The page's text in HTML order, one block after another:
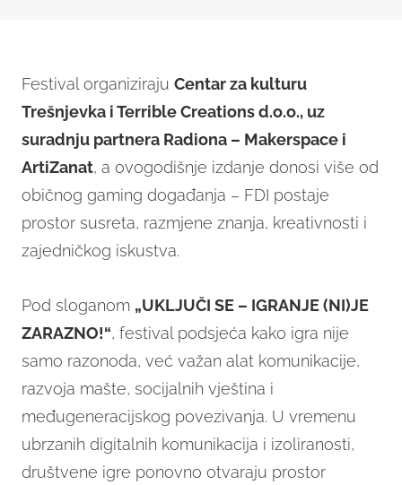
Festival organiziraju Centar za kulturu
Trešnjevka i Terrible Creations d.o.o., uz
suradnju partnera Radiona – Makerspace i
ArtiZanat, a ovogodišnje izdanje donosi više od
običnog gaming događanja – FDI postaje
prostor susreta, razmjene znanja, kreativnosti i
zajedničkog iskustva.
Pod sloganom „UKLJUČI SE – IGRANJE (NI)JE
ZARAZNO!“, festival podsjeća kako igra nije
samo razonoda, već važan alat komunikacije,
razvoja mašte, socijalnih vještina i
međugeneracijskog povezivanja. U vremenu
ubrzanih digitalnih komunikacija i izoliranosti,
društvene igre ponovno otvaraju prostor